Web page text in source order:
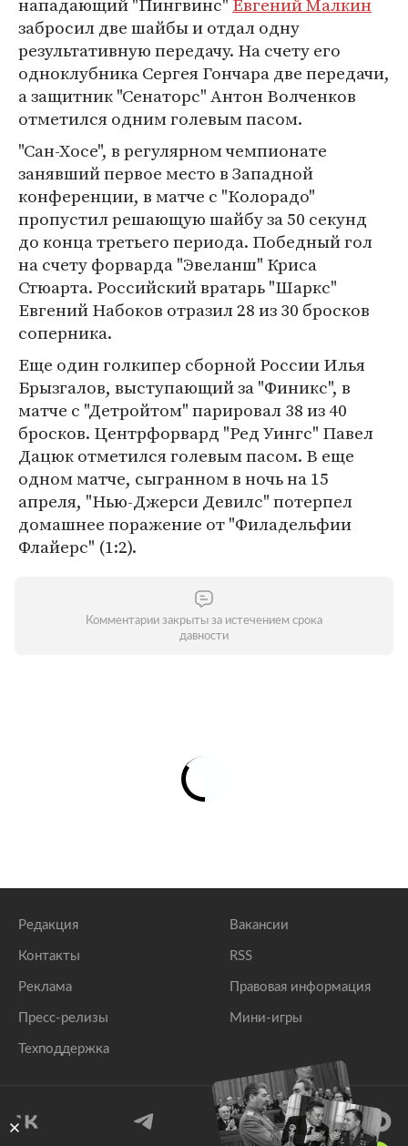
забросил две шайбы и отдал одну
результативную передачу. На счету его
одноклубника Сергея Гончара две передачи,
а защитник "Сенаторс" Антон Волченков
отметился одним голевым пасом.
"Сан-Хосе", в регулярном чемпионате
занявший первое место в Западной
конференции, в матче с "Колорадо"
пропустил решающую шайбу за 50 секунд
до конца третьего периода. Победный гол
на счету форварда "Эвеланш" Криса
Стюарта. Российский вратарь "Шаркс"
Евгений Набоков отразил 28 из 30 бросков
соперника.
Еще один голкипер сборной России Илья
Брызгалов, выступающий за "Финикс", в
матче с "Детройтом" парировал 38 из 40
бросков. Центрфорвард "Ред Уингс" Павел
Дацюк отметился голевым пасом. В еще
одном матче, сыгранном в ночь на 15
апреля, "Нью-Джерси Девилс" потерпел
домашнее поражение от "Филадельфии
Флайерс" (1:2).
Комментарии закрыты за истечением срока
давности
Редакция
Контакты
Реклама
Пресс-релизы
Техподдержка
Вакансии
RSS
Правовая информация
Мини-игры